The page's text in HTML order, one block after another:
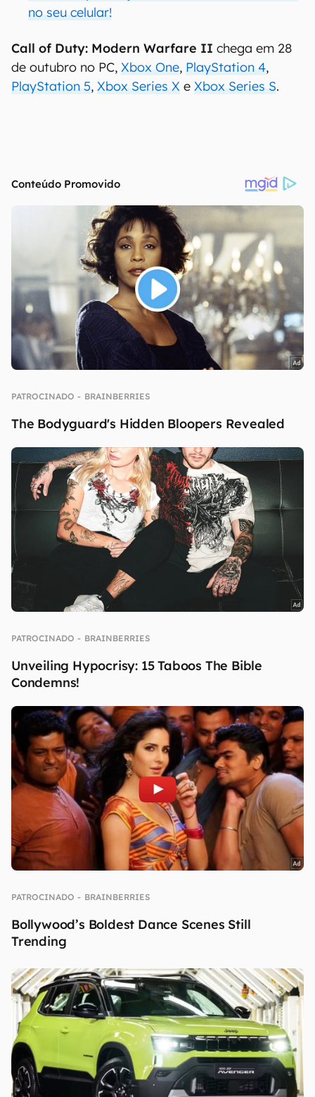
no seu celular!
Call of Duty: Modern Warfare II chega em 28
de outubro no PC, Xbox One, PlayStation 4,
PlayStation 5, Xbox Series X e Xbox Series S.